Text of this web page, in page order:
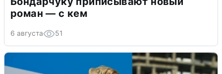
роман — с кем
6 августа 51